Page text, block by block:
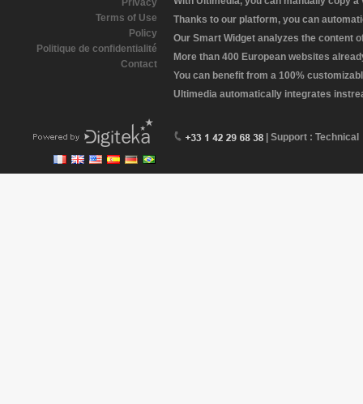
Privacy
Terms of Use
Policy
Politique de confidentialité
Contact
Thanks to our platform, you can
Our Smart Widget analyzes the content
More than 400 European websites
You can benefit from a 100%
Ultimedia automatically integrates
| Support : Technical